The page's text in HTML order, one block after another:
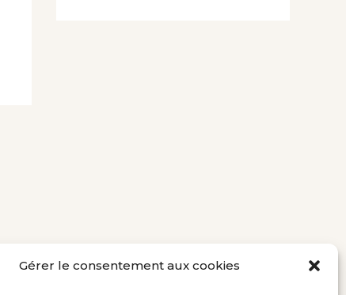
Gérer le consentement aux cookies